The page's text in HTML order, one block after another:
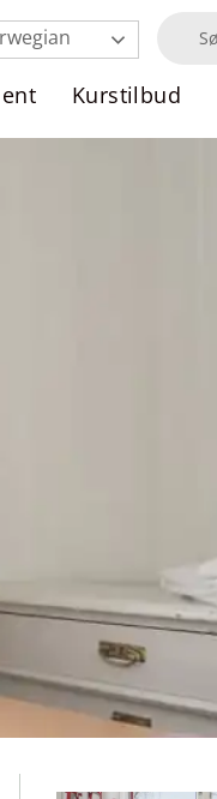
Kurstilbud